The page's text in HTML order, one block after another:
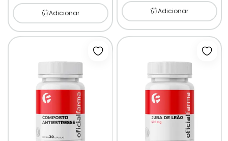
Adicionar Adicionar
Adicionar à lista de desejos